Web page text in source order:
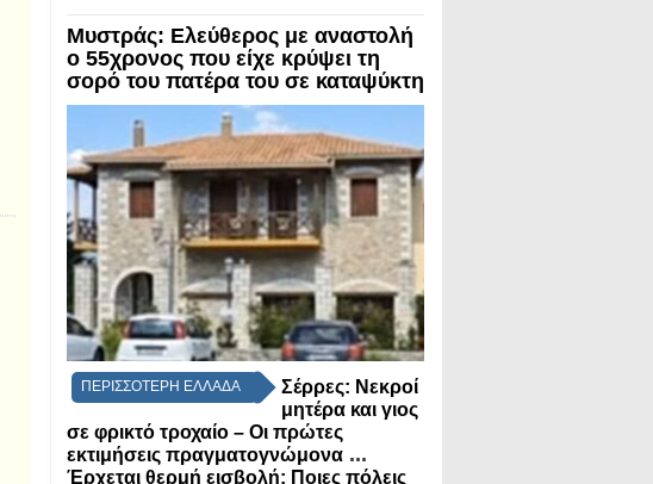
Μυστράς: Ελεύθερος με αναστολή
ο 55χρονος που είχε κρύψει τη
σορό του πατέρα του σε καταψύκτη
ΠΕΡΙΣΣΟΤΕΡΗ ΕΛΛΑΔΑ
Σέρρες: Νεκροί
μητέρα και γιος
σε φρικτό τροχαίο – Οι πρώτες
εκτιμήσεις πραγματογνώμονα ...
Έρχεται θερμή εισβολή: Ποιες πόλεις